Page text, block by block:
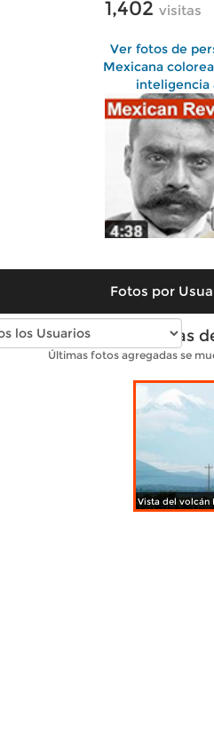
1,402 visitas
Ver fotos de
Mexicana
inteligencia
Fotos por
Fotos modernas
Últimas fotos agregadas se